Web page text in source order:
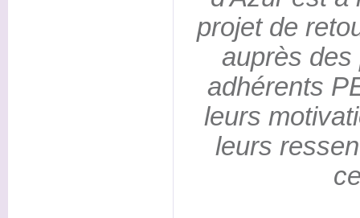
projet de
auprès des
adhérents
leurs
leurs